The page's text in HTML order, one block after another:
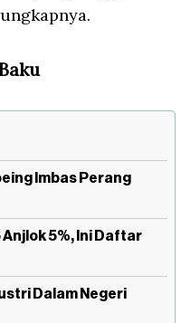
Imbas Perang
5%, Ini Daftar
Dalam Negeri